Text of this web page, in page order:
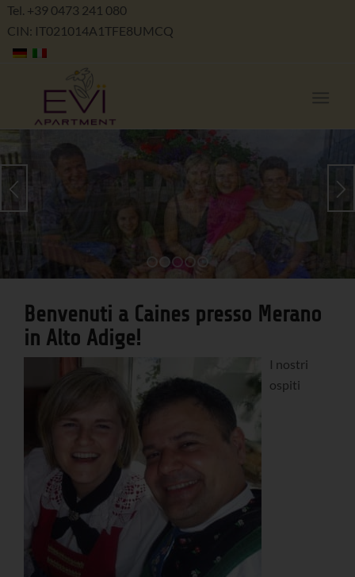
Tel. +39 0473 241 080
CIN: IT021014A1TFE8UMCQ
Benvenuti a Caines presso Merano
in Alto Adige!
I nostri
ospiti